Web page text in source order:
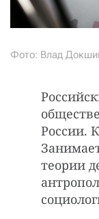
Фото: Влад
России.
теории